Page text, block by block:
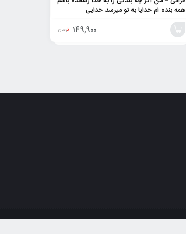
همه بنده ام خدایا به تو میرسد خدایی
149,900 تومان